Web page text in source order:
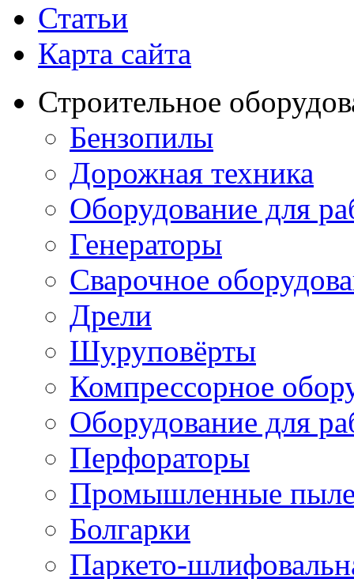
Статьи
Карта сайта
Строительное
Бензопилы
Дорожная техника
Оборудование для
Генераторы
Сварочное
Дрели
Шуруповёрты
Компрессорное
Оборудование для
Перфораторы
Промышленные
Болгарки
Паркето-